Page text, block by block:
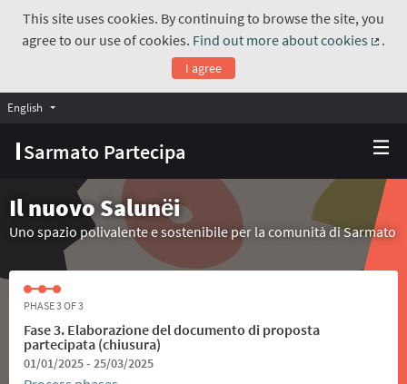
This site uses cookies. By continuing to browse the site, you
agree to our use of cookies. Find out more about cookies
.
I agree
Sarmato Partecipa
English Choose language
Il nuovo Salunёi
Uno spazio polivalente e sostenibile per la comunità di Sarmato
PHASE 3 OF 3
Fase 3. Elaborazione del documento di proposta
partecipata (chiusura)
01/01/2025 - 25/03/2025